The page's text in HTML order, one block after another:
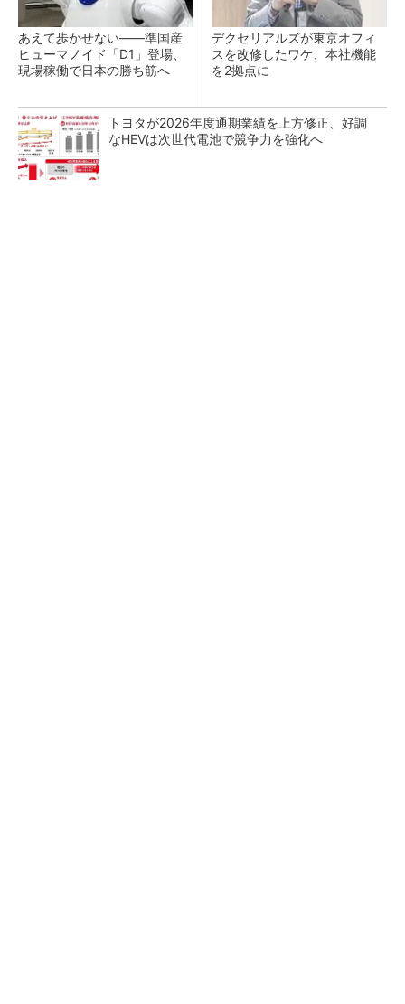
あえて歩かせない――準国産
ヒューマノイド「D1」登場、
現場稼働で日本の勝ち筋へ
デクセリアルズが東京オフィ
スを改修したワケ、本社機能
を2拠点に
トヨタが2026年度通期業績を上方修正、好調
なHEVは次世代電池で競争力を強化へ